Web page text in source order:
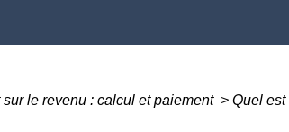
sur le revenu : calcul et paiement > Quel est